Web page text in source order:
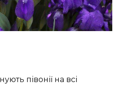
півонії на всі